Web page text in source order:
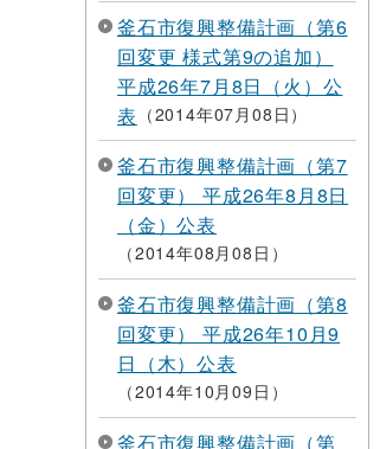
釜石市復興整備計画（第6
回変更 様式第9の追加）
平成26年7月8日（火）公
表
2014年07月08日
釜石市復興整備計画（第7
回変更） 平成26年8月8日
（金）公表
2014年08月08日
釜石市復興整備計画（第8
回変更） 平成26年10月9
日（木）公表
2014年10月09日
釜石市復興整備計画（第